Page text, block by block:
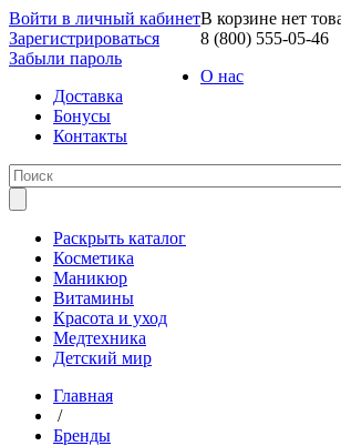
Войти в личный кабинет
Зарегистрироваться
Забыли пароль
В корзине нет
8 (800) 555-05-46
О нас
Доставка
Бонусы
Контакты
Раскрыть каталог
Косметика
Маникюр
Витамины
Красота и уход
Медтехника
Детский мир
Главная
/
Бренды